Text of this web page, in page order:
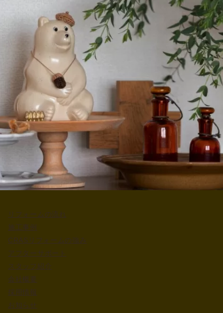
リフォームの流れ
CRASリフォームの強み
アフターサポート
施工事例
スタッフ紹介
会社概要
採用情報
お知らせ